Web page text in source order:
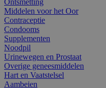
Middelen voor het Oor
Contraceptie
Condooms
Supplementen
Noodpil
Urinewegen en Prostaat
Overige geneesmiddelen
Hart en Vaatstelsel
Aambeien